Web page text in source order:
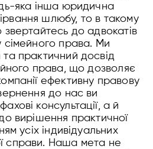
яка інша юридична
шлюбу, то в такому
звертайтесь до адвокатів
сімейного права. Ми
практичний досвід
права, що дозволяє
ефективну правову
до нас ви
консультації, а й
вирішення практичної
усіх індивідуальних
справи. Наша мета не